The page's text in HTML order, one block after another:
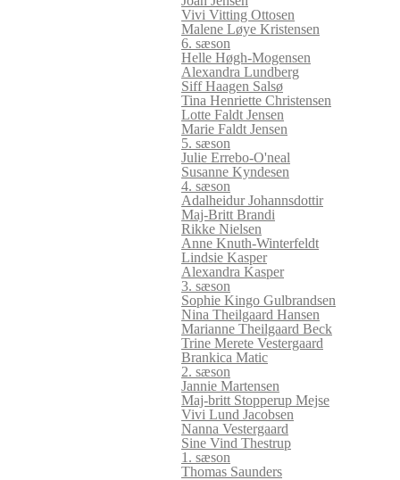
Vivi Vitting Ottosen
Malene Løye Kristensen
6. sæson
Helle Høgh-Mogensen
Alexandra Lundberg
Siff Haagen Salsø
Tina Henriette Christensen
Lotte Faldt Jensen
Marie Faldt Jensen
5. sæson
Julie Errebo-O'neal
Susanne Kyndesen
4. sæson
Adalheidur Johannsdottir
Maj-Britt Brandi
Rikke Nielsen
Anne Knuth-Winterfeldt
Lindsie Kasper
Alexandra Kasper
3. sæson
Sophie Kingo Gulbrandsen
Nina Theilgaard Hansen
Marianne Theilgaard Beck
Trine Merete Vestergaard
Brankica Matic
2. sæson
Jannie Martensen
Maj-britt Stopperup Mejse
Vivi Lund Jacobsen
Nanna Vestergaard
Sine Vind Thestrup
1. sæson
Thomas Saunders